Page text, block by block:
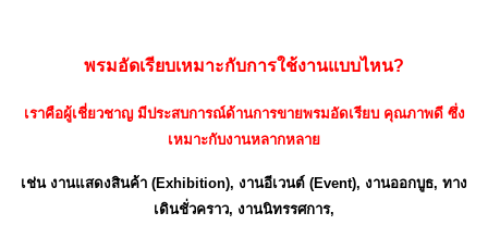
พรมอัดเรียบเหมาะกับการใช้งานแบบไหน?
เราคือผู้เชี่ยวชาญ มีประสบการณ์ด้านการขายพรมอัดเรียบ คุณภาพดี ซึ่ง
เหมาะกับงานหลากหลาย
เช่น งานแสดงสินค้า (Exhibition), งานอีเวนต์ (Event), งานออกบูธ, ทาง
เดินชั่วคราว, งานนิทรรศการ,